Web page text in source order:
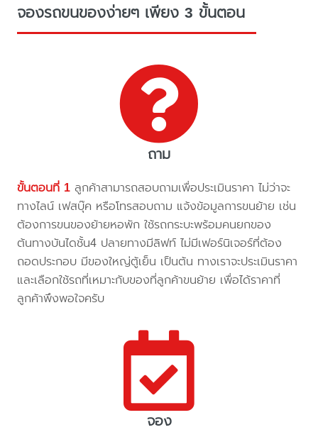
จองรถขนของง่ายๆ เพียง 3 ขั้นตอน
ถาม
ขั้นตอนที่ 1 ลูกค้าสามารถสอบถามเพื่อประเมินราคา ไม่ว่าจะ
ทางไลน์ เฟสบุ๊ค หรือโทรสอบถาม แจ้งข้อมูลการขนย้าย เช่น
ต้องการขนของย้ายหอพัก ใช้รถกระบะพร้อมคนยกของ
ต้นทางบันไดชั้น4 ปลายทางมีลิฟท์ ไม่มีเฟอร์นิเจอร์ที่ต้อง
ถอดประกอบ มีของใหญ่ตู้เย็น เป็นต้น ทางเราจะประเมินราคา
และเลือกใช้รถที่เหมาะกับของที่ลูกค้าขนย้าย เพื่อได้ราคาที่
ลูกค้าพึงพอใจครับ
จอง